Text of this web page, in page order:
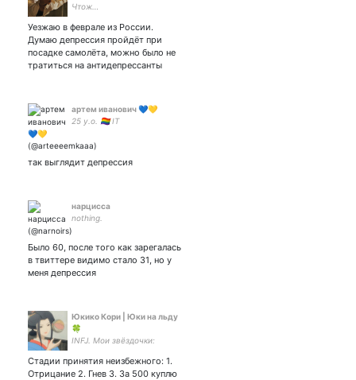
Чтож…
Уезжаю в феврале из России.
Думаю депрессия пройдёт при
посадке самолёта, можно было не
тратиться на антидепрессанты
артем иванович 💙💛
25 y.o. 🏳️‍🌈 IT
так выглядит депрессия
нарцисса
nothing.
Было 60, после того как зарегалась
в твиттере видимо стало 31, но у
меня депрессия
Юкико Кори | Юки на льду
🍀
INFJ. Мои звёздочки:
Стадии принятия неизбежного: 1.
Отрицание 2. Гнев 3. За 500 куплю